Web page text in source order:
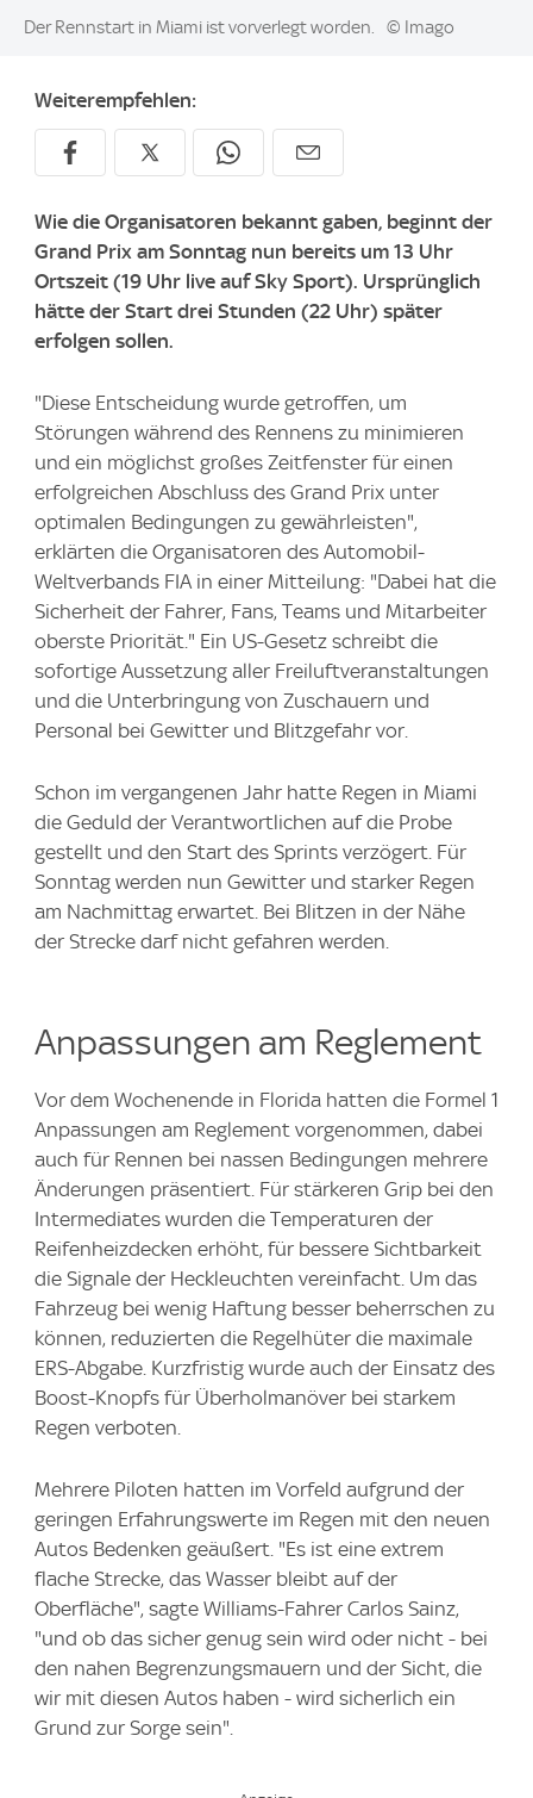
Image:
Der Rennstart in Miami ist vorverlegt worden. © Imago
Weiterempfehlen:
Wie die Organisatoren bekannt gaben, beginnt der
Grand Prix am Sonntag nun bereits um 13 Uhr
Ortszeit (19 Uhr live auf Sky Sport). Ursprünglich
hätte der Start drei Stunden (22 Uhr) später
erfolgen sollen.
"Diese Entscheidung wurde getroffen, um
Störungen während des Rennens zu minimieren
und ein möglichst großes Zeitfenster für einen
erfolgreichen Abschluss des Grand Prix unter
optimalen Bedingungen zu gewährleisten",
erklärten die Organisatoren des Automobil-
Weltverbands FIA in einer Mitteilung: "Dabei hat die
Sicherheit der Fahrer, Fans, Teams und Mitarbeiter
oberste Priorität." Ein US-Gesetz schreibt die
sofortige Aussetzung aller Freiluftveranstaltungen
und die Unterbringung von Zuschauern und
Personal bei Gewitter und Blitzgefahr vor.
Schon im vergangenen Jahr hatte Regen in Miami
die Geduld der Verantwortlichen auf die Probe
gestellt und den Start des Sprints verzögert. Für
Sonntag werden nun Gewitter und starker Regen
am Nachmittag erwartet. Bei Blitzen in der Nähe
der Strecke darf nicht gefahren werden.
Anpassungen am Reglement
Vor dem Wochenende in Florida hatten die Formel 1
Anpassungen am Reglement vorgenommen, dabei
auch für Rennen bei nassen Bedingungen mehrere
Änderungen präsentiert. Für stärkeren Grip bei den
Intermediates wurden die Temperaturen der
Reifenheizdecken erhöht, für bessere Sichtbarkeit
die Signale der Heckleuchten vereinfacht. Um das
Fahrzeug bei wenig Haftung besser beherrschen zu
können, reduzierten die Regelhüter die maximale
ERS-Abgabe. Kurzfristig wurde auch der Einsatz des
Boost-Knopfs für Überholmanöver bei starkem
Regen verboten.
Mehrere Piloten hatten im Vorfeld aufgrund der
geringen Erfahrungswerte im Regen mit den neuen
Autos Bedenken geäußert. "Es ist eine extrem
flache Strecke, das Wasser bleibt auf der
Oberfläche", sagte Williams-Fahrer Carlos Sainz,
"und ob das sicher genug sein wird oder nicht - bei
den nahen Begrenzungsmauern und der Sicht, die
wir mit diesen Autos haben - wird sicherlich ein
Grund zur Sorge sein".